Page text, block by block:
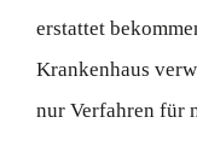
erstattet
Krankenhaus
nur Verfahren für